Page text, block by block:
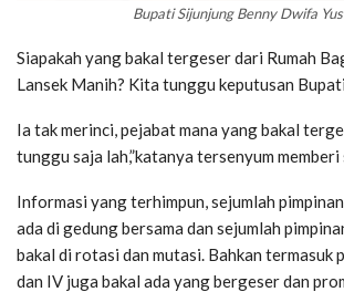
Bupati Sijunjung Benny Dwifa
Siapakah yang bakal tergeser dari Rumah
Lansek Manih? Kita tunggu keputusan
Ia tak merinci, pejabat mana yang bakal
tunggu saja lah,”katanya tersenyum memberi
Informasi yang terhimpun, sejumlah
ada di gedung bersama dan sejumlah
bakal di rotasi dan mutasi. Bahkan termasuk
dan IV juga bakal ada yang bergeser dan